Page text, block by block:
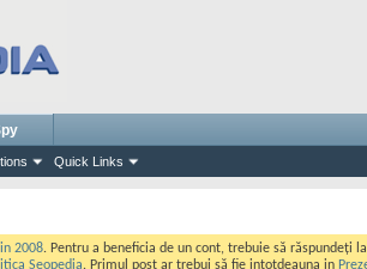
Quick Links
2008. Pentru a beneficia de un cont, trebuie să răspundeți
Seopedia. Primul post ar trebui să fie intotdeauna in